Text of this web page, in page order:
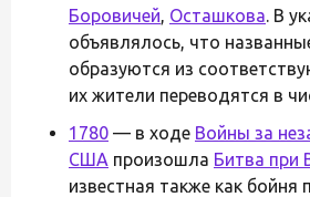
Боровичей, Осташкова. В
объявлялось, что
образуются из
их жители переводятся в
1780 — в ходе Войны за
США произошла Битва при
известная также как бойня